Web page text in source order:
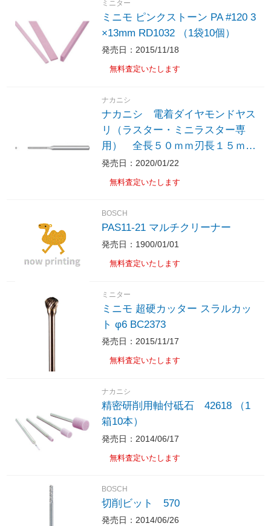
ミニター
ミニモ ピンクストーン PA #120 3
×13mm RD1032 （1袋10個）
発売日：2015/11/18
無料査定いたします
ナカニシ
ナカニシ 電着ダイヤモンドヤス
リ（ラスター・ミニラスター専
用） 全長５０ｍｍ刃長１５ｍｍ
刃幅１．０ｍｍ
発売日：2020/01/22
無料査定いたします
BOSCH
PAS11-21 マルチクリーナー
発売日：1900/01/01
無料査定いたします
ミニター
ミニモ 超硬カッター スラルカッ
ト φ6 BC2373
発売日：2015/11/17
無料査定いたします
ナカニシ
精密研削用軸付砥石 42618 （1
箱10本）
発売日：2014/06/17
無料査定いたします
BOSCH
切削ビット 570
発売日：2014/06/26